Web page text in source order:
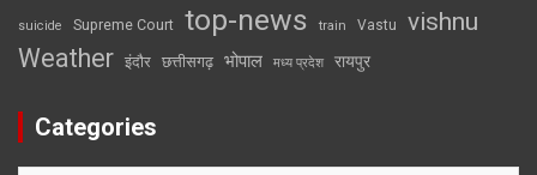
suicide Supreme Court top-news train Vastu vishnu
Weather इंदौर छत्तीसगढ़ भोपाल मध्य प्रदेश रायपुर
Categories